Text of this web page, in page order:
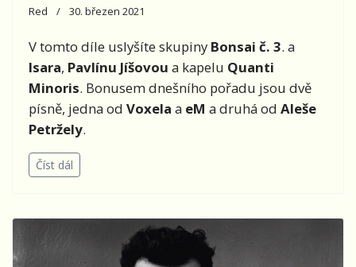
Red 30. březen 2021
V tomto díle uslyšíte skupiny Bonsai č. 3. a
Isara, Pavlínu Jíšovou a kapelu Quanti
Minoris. Bonusem dnešního pořadu jsou dvě
písně, jedna od Voxela a eM a druhá od Aleše
Petržely.
Číst dál